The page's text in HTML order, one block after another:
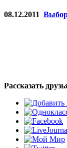
08.12.2011
Рассказать